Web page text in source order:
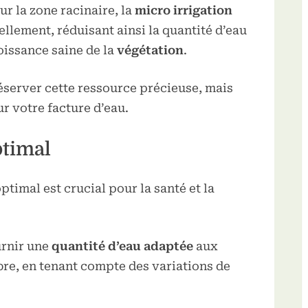
la zone racinaire, la micro irrigation
réduisant ainsi la quantité d’eau
saine de la végétation.
cette ressource précieuse, mais
votre facture d’eau.
est crucial pour la santé et la
une quantité d’eau adaptée aux
en tenant compte des variations de